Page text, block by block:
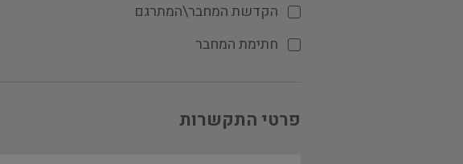
הקדשת המחבר\המתרגם
חתימת המחבר
פרטי התקשרות